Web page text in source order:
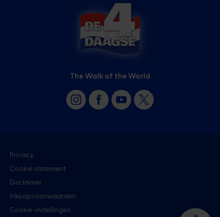
The Walk of the World
Privacy
Cookie statement
Disclaimer
Inkoopvoorwaarden
Cookie-instellingen